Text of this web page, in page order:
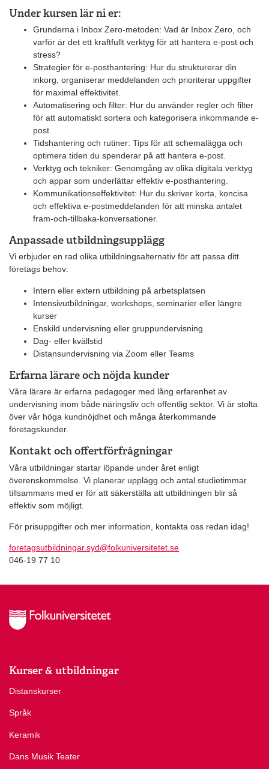
Under kursen lär ni er:
Grunderna i Inbox Zero-metoden: Vad är Inbox Zero, och
varför är det ett kraftfullt verktyg för att hantera e-post och
stress?
Strategier för e-posthantering: Hur du strukturerar din
inkorg, organiserar meddelanden och prioriterar uppgifter
för maximal effektivitet.
Automatisering och filter: Hur du använder regler och filter
för att automatiskt sortera och kategorisera inkommande e-
post.
Tidshantering och rutiner: Tips för att schemalägga och
optimera tiden du spenderar på att hantera e-post.
Verktyg och tekniker: Genomgång av olika digitala verktyg
och appar som underlättar effektiv e-posthantering.
Kommunikationseffektivitet: Hur du skriver korta, koncisa
och effektiva e-postmeddelanden för att minska antalet
fram-och-tillbaka-konversationer.
Anpassade utbildningsupplägg
Vi erbjuder en rad olika utbildningsalternativ för att passa ditt
företags behov:
Intern eller extern utbildning på arbetsplatsen
Intensivutbildningar, workshops, seminarier eller längre
kurser
Enskild undervisning eller gruppundervisning
Dag- eller kvällstid
Distansundervisning via Zoom eller Teams
Erfarna lärare och nöjda kunder
Våra lärare är erfarna pedagoger med lång erfarenhet av
undervisning inom både näringsliv och offentlig sektor. Vi är stolta
över vår höga kundnöjdhet och många återkommande
företagskunder.
Kontakt och offertförfrågningar
Våra utbildningar startar löpande under året enligt
överenskommelse. Vi planerar upplägg och antal studietimmar
tillsammans med er för att säkerställa att utbildningen blir så
effektiv som möjligt.
För prisuppgifter och mer information, kontakta oss redan idag!
foretagsutbildningar.syd@folkuniversitetet.se
046-19 77 10
Kurser & utbildningar
Distanskurser
Språk
Keramik
Dans Musik Teater